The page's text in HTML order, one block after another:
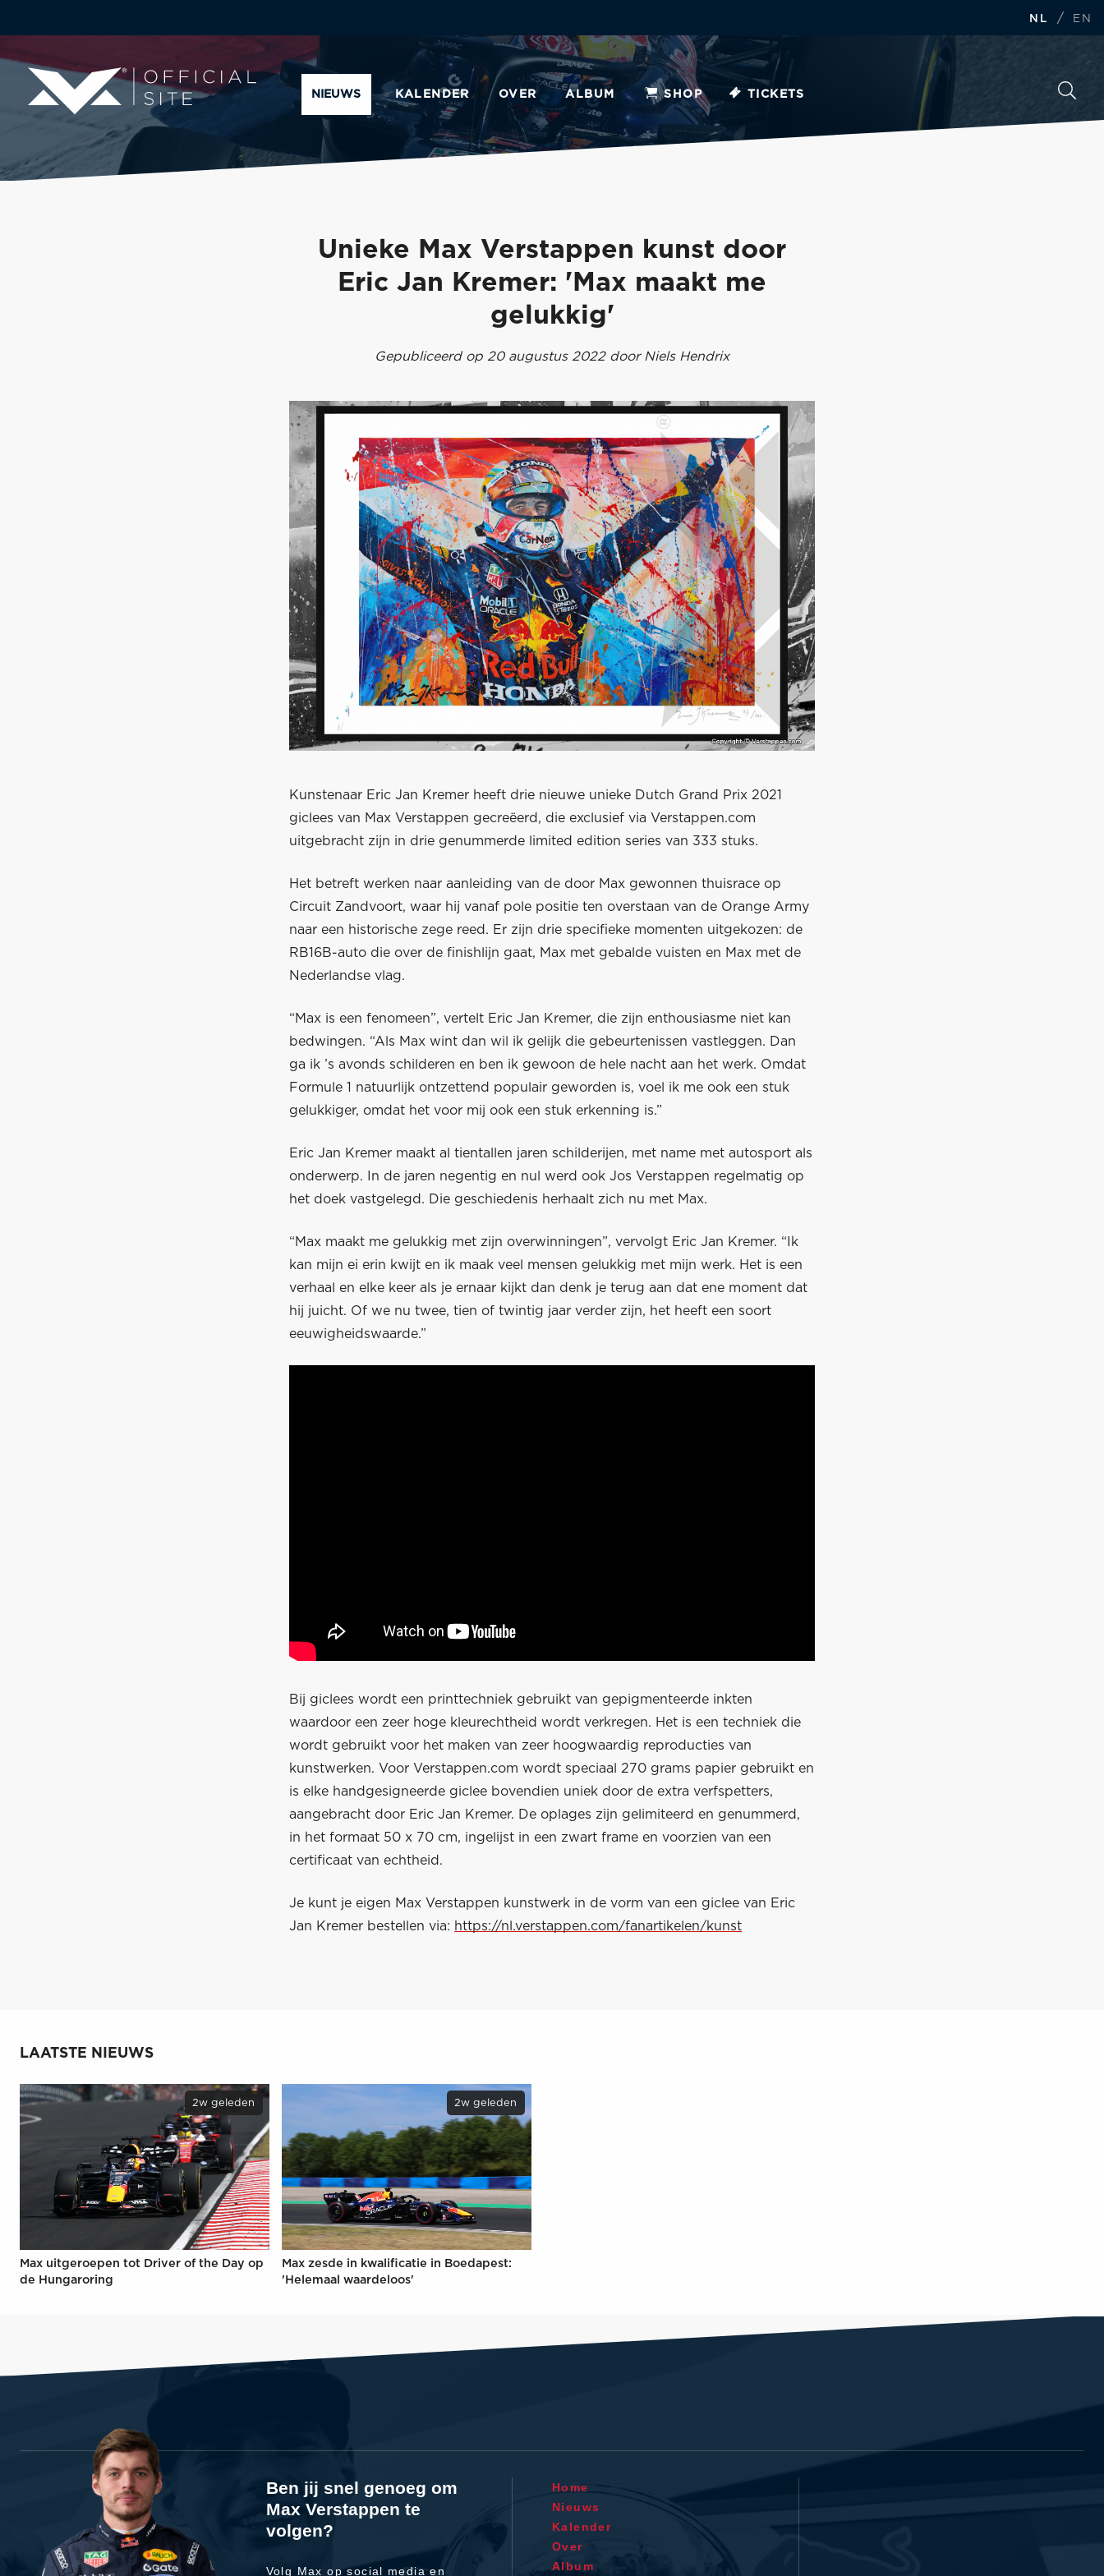
NL / EN
NIEUWS KALENDER OVER ALBUM SHOP TICKETS
Unieke Max Verstappen kunst door
Eric Jan Kremer: 'Max maakt me
gelukkig'
Gepubliceerd op 20 augustus 2022 door Niels Hendrix
Kunstenaar Eric Jan Kremer heeft drie nieuwe unieke Dutch Grand Prix 2021
giclees van Max Verstappen gecreëerd, die exclusief via Verstappen.com
uitgebracht zijn in drie genummerde limited edition series van 333 stuks.
Het betreft werken naar aanleiding van de door Max gewonnen thuisrace op
Circuit Zandvoort, waar hij vanaf pole positie ten overstaan van de Orange Army
naar een historische zege reed. Er zijn drie specifieke momenten uitgekozen: de
RB16B-auto die over de finishlijn gaat, Max met gebalde vuisten en Max met de
Nederlandse vlag.
“Max is een fenomeen”, vertelt Eric Jan Kremer, die zijn enthousiasme niet kan
bedwingen. “Als Max wint dan wil ik gelijk die gebeurtenissen vastleggen. Dan
ga ik ’s avonds schilderen en ben ik gewoon de hele nacht aan het werk. Omdat
Formule 1 natuurlijk ontzettend populair geworden is, voel ik me ook een stuk
gelukkiger, omdat het voor mij ook een stuk erkenning is.”
Eric Jan Kremer maakt al tientallen jaren schilderijen, met name met autosport als
onderwerp. In de jaren negentig en nul werd ook Jos Verstappen regelmatig op
het doek vastgelegd. Die geschiedenis herhaalt zich nu met Max.
“Max maakt me gelukkig met zijn overwinningen”, vervolgt Eric Jan Kremer. “Ik
kan mijn ei erin kwijt en ik maak veel mensen gelukkig met mijn werk. Het is een
verhaal en elke keer als je ernaar kijkt dan denk je terug aan dat ene moment dat
hij juicht. Of we nu twee, tien of twintig jaar verder zijn, het heeft een soort
eeuwigheidswaarde.”
Bij giclees wordt een printtechniek gebruikt van gepigmenteerde inkten
waardoor een zeer hoge kleurechtheid wordt verkregen. Het is een techniek die
wordt gebruikt voor het maken van zeer hoogwaardig reproducties van
kunstwerken. Voor Verstappen.com wordt speciaal 270 grams papier gebruikt en
is elke handgesigneerde giclee bovendien uniek door de extra verfspetters,
aangebracht door Eric Jan Kremer. De oplages zijn gelimiteerd en genummerd,
in het formaat 50 x 70 cm, ingelijst in een zwart frame en voorzien van een
certificaat van echtheid.
Je kunt je eigen Max Verstappen kunstwerk in de vorm van een giclee van Eric
Jan Kremer bestellen via: https://nl.verstappen.com/fanartikelen/kunst
LAATSTE NIEUWS
2w geleden
Max uitgeroepen tot Driver of the Day op
de Hungaroring
2w geleden
Max zesde in kwalificatie in Boedapest:
'Helemaal waardeloos'
Ben jij snel genoeg om
Max Verstappen te
volgen?
Volg Max op social media en
Home
Nieuws
Kalender
Over
Album